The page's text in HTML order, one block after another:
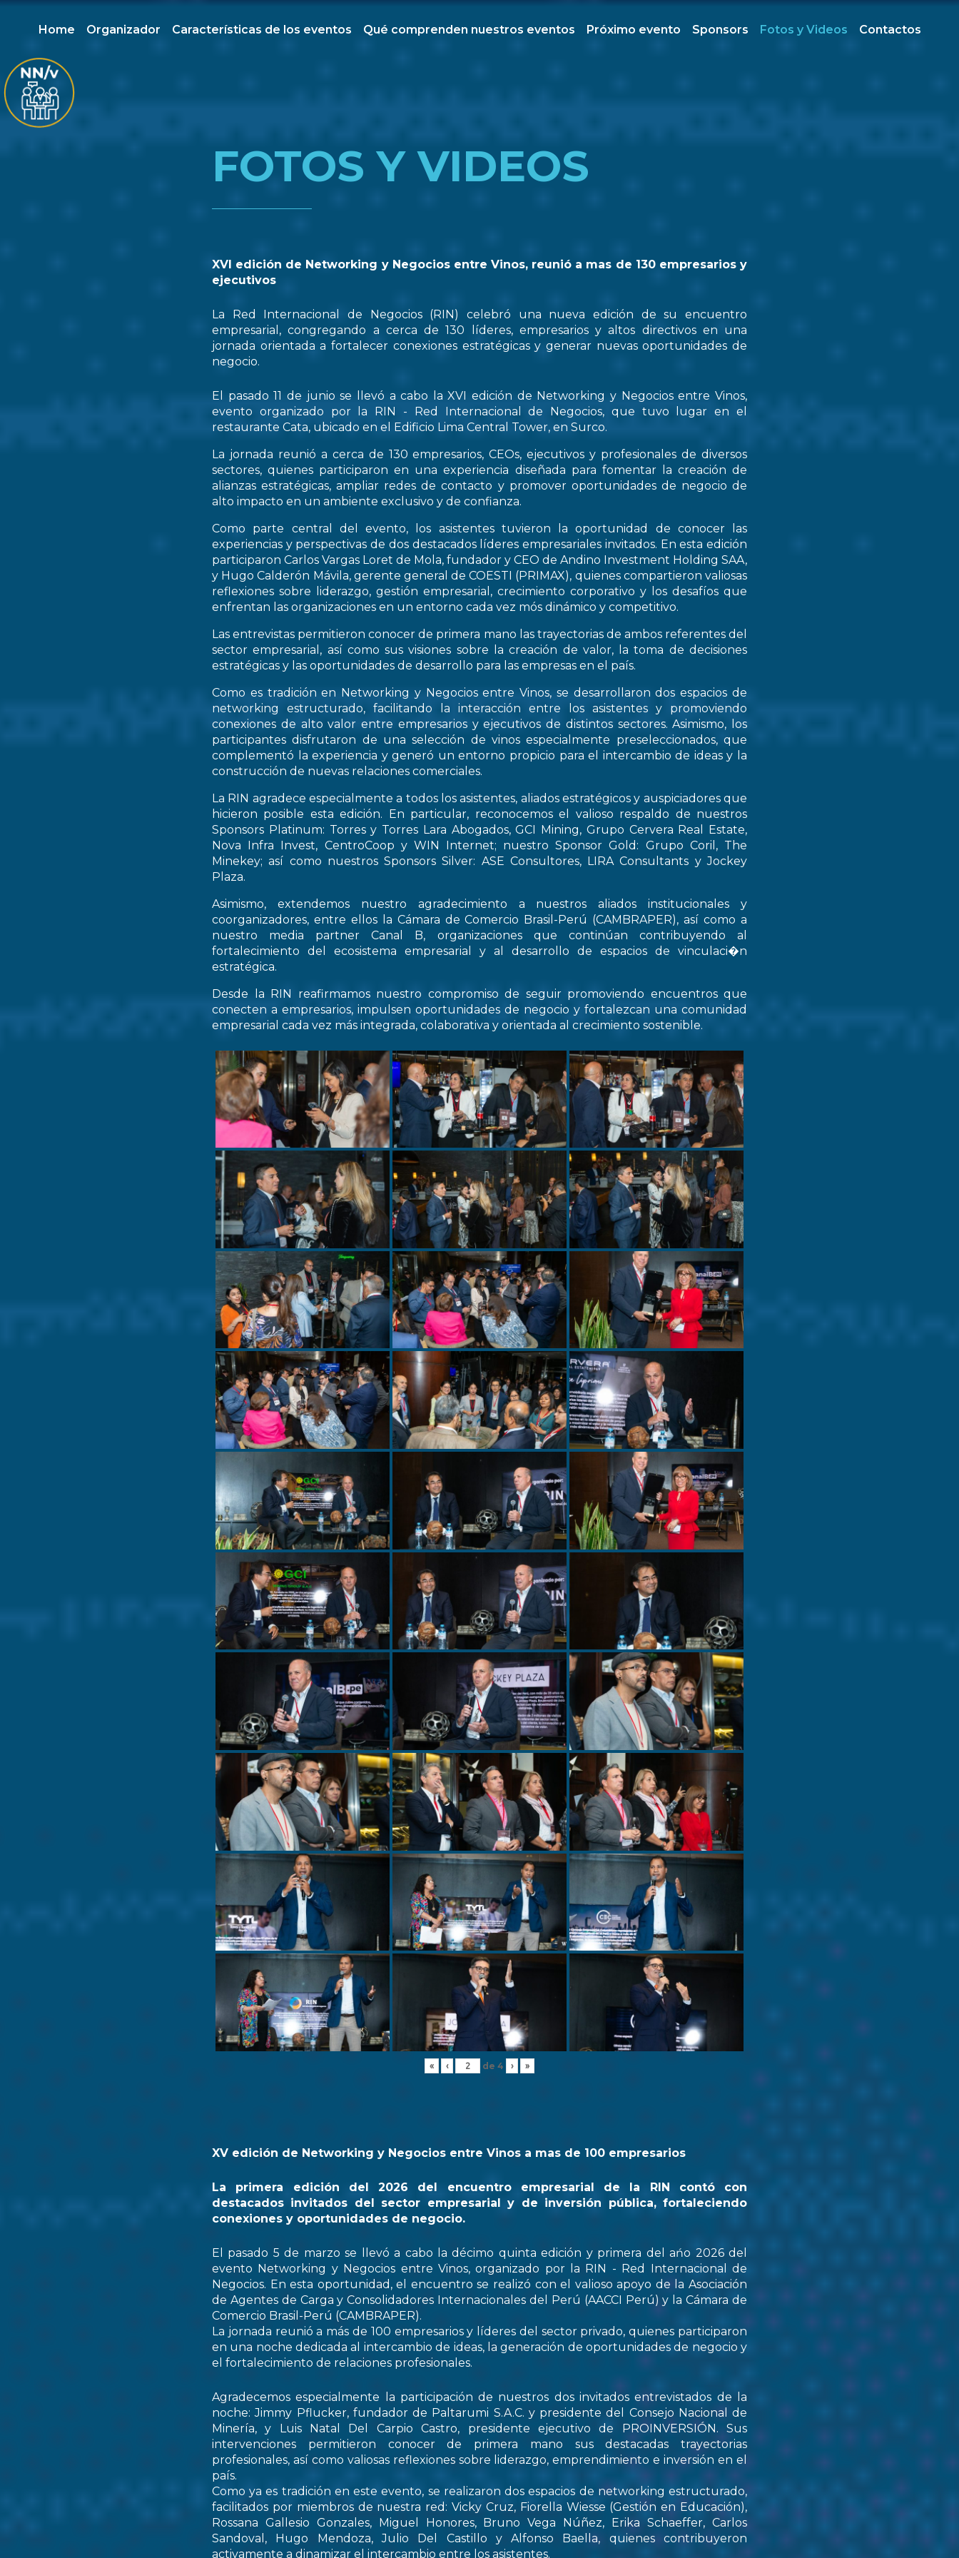
Home Organizador Características de los eventos Qué comprenden nuestros eventos Próximo evento Sponsors Fotos y Videos Contactos
FOTOS Y VIDEOS
XVI edición de Networking y Negocios entre Vinos, reunió a mas de 130 empresarios y
ejecutivos
La Red Internacional de Negocios (RIN) celebró una nueva edición de su encuentro
empresarial, congregando a cerca de 130 líderes, empresarios y altos directivos en una
jornada orientada a fortalecer conexiones estratégicas y generar nuevas oportunidades de
negocio.
El pasado 11 de junio se llevó a cabo la XVI edición de Networking y Negocios entre Vinos,
evento organizado por la RIN - Red Internacional de Negocios, que tuvo lugar en el
restaurante Cata, ubicado en el Edificio Lima Central Tower, en Surco.
La jornada reunió a cerca de 130 empresarios, CEOs, ejecutivos y profesionales de diversos
sectores, quienes participaron en una experiencia diseñada para fomentar la creación de
alianzas estratégicas, ampliar redes de contacto y promover oportunidades de negocio de
alto impacto en un ambiente exclusivo y de confianza.
Como parte central del evento, los asistentes tuvieron la oportunidad de conocer las
experiencias y perspectivas de dos destacados líderes empresariales invitados. En esta edición
participaron Carlos Vargas Loret de Mola, fundador y CEO de Andino Investment Holding SAA,
y Hugo Calderón Mávila, gerente general de COESTI (PRIMAX), quienes compartieron valiosas
reflexiones sobre liderazgo, gestión empresarial, crecimiento corporativo y los desafíos que
enfrentan las organizaciones en un entorno cada vez mós dinámico y competitivo.
Las entrevistas permitieron conocer de primera mano las trayectorias de ambos referentes del
sector empresarial, así como sus visiones sobre la creación de valor, la toma de decisiones
estratégicas y las oportunidades de desarrollo para las empresas en el país.
Como es tradición en Networking y Negocios entre Vinos, se desarrollaron dos espacios de
networking estructurado, facilitando la interacción entre los asistentes y promoviendo
conexiones de alto valor entre empresarios y ejecutivos de distintos sectores. Asimismo, los
participantes disfrutaron de una selección de vinos especialmente preseleccionados, que
complementó la experiencia y generó un entorno propicio para el intercambio de ideas y la
construcción de nuevas relaciones comerciales.
La RIN agradece especialmente a todos los asistentes, aliados estratégicos y auspiciadores que
hicieron posible esta edición. En particular, reconocemos el valioso respaldo de nuestros
Sponsors Platinum: Torres y Torres Lara Abogados, GCI Mining, Grupo Cervera Real Estate,
Nova Infra Invest, CentroCoop y WIN Internet; nuestro Sponsor Gold: Grupo Coril, The
Minekey; así como nuestros Sponsors Silver: ASE Consultores, LIRA Consultants y Jockey
Plaza.
Asimismo, extendemos nuestro agradecimiento a nuestros aliados institucionales y
coorganizadores, entre ellos la Cámara de Comercio Brasil-Perú (CAMBRAPER), así como a
nuestro media partner Canal B, organizaciones que continúan contribuyendo al
fortalecimiento del ecosistema empresarial y al desarrollo de espacios de vinculaci�n
estratégica.
Desde la RIN reafirmamos nuestro compromiso de seguir promoviendo encuentros que
conecten a empresarios, impulsen oportunidades de negocio y fortalezcan una comunidad
empresarial cada vez más integrada, colaborativa y orientada al crecimiento sostenible.
« ‹ de 4 › »
XV edición de Networking y Negocios entre Vinos a mas de 100 empresarios
La primera edición del 2026 del encuentro empresarial de la RIN contó con
destacados invitados del sector empresarial y de inversión pública, fortaleciendo
conexiones y oportunidades de negocio.
El pasado 5 de marzo se llevó a cabo la décimo quinta edición y primera del ańo 2026 del
evento Networking y Negocios entre Vinos, organizado por la RIN - Red Internacional de
Negocios. En esta oportunidad, el encuentro se realizó con el valioso apoyo de la Asociación
de Agentes de Carga y Consolidadores Internacionales del Perú (AACCI Perú) y la Cámara de
Comercio Brasil-Perú (CAMBRAPER).
La jornada reunió a más de 100 empresarios y líderes del sector privado, quienes participaron
en una noche dedicada al intercambio de ideas, la generación de oportunidades de negocio y
el fortalecimiento de relaciones profesionales.
Agradecemos especialmente la participación de nuestros dos invitados entrevistados de la
noche: Jimmy Pflucker, fundador de Paltarumi S.A.C. y presidente del Consejo Nacional de
Minería, y Luis Natal Del Carpio Castro, presidente ejecutivo de PROINVERSIÓN. Sus
intervenciones permitieron conocer de primera mano sus destacadas trayectorias
profesionales, así como valiosas reflexiones sobre liderazgo, emprendimiento e inversión en el
país.
Como ya es tradición en este evento, se realizaron dos espacios de networking estructurado,
facilitados por miembros de nuestra red: Vicky Cruz, Fiorella Wiesse (Gestión en Educación),
Rossana Gallesio Gonzales, Miguel Honores, Bruno Vega Núñez, Erika Schaeffer, Carlos
Sandoval, Hugo Mendoza, Julio Del Castillo y Alfonso Baella, quienes contribuyeron
activamente a dinamizar el intercambio entre los asistentes.